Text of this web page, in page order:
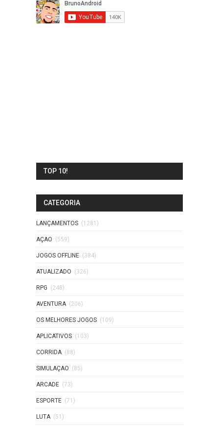
TOP 10!
CATEGORIA
LANÇAMENTOS (1281)
AÇAO (559)
JOGOS OFFLINE (384)
ATUALIZADO (326)
RPG (248)
AVENTURA (206)
OS MELHORES JOGOS (109)
APLICATIVOS (103)
CORRIDA (88)
SIMULAÇAO (85)
ARCADE (73)
ESPORTE (71)
LUTA (51)